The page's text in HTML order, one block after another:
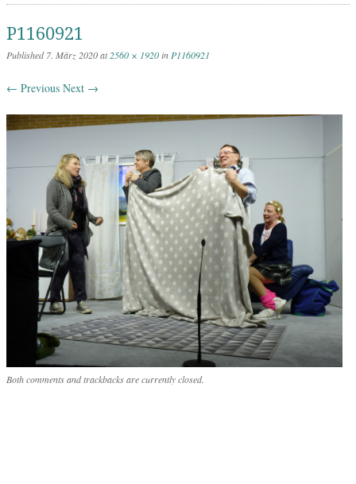
P1160921
Published7. März 2020at2560 × 1920inP1160921
← Previous Next →
Both comments and trackbacks are currently closed.